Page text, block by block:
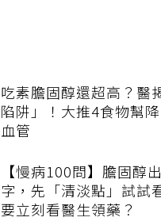
吃素膽固醇還超高？醫
陷阱」！大推4食物幫
血管
【慢病100問】膽固醇
字，先「清淡點」試試
要立刻看醫生領藥？